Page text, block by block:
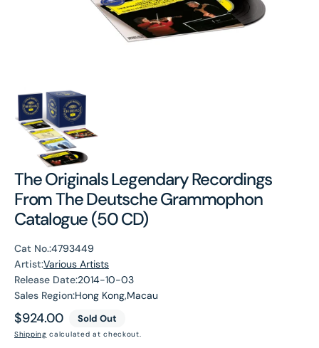
The Originals Legendary Recordings
From The Deutsche Grammophon
Catalogue (50 CD)
Cat No.:4793449
Artist:Various Artists
Release Date:2014-10-03
Sales Region:Hong Kong,Macau
Regular
price
$924.00 Sold Out
Shipping calculated at checkout.